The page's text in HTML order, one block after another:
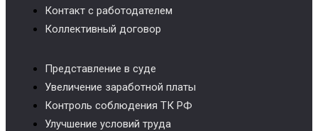
Контакт с работодателем
Коллективный договор
Представление в суде
Увеличение заработной платы
Контроль соблюдения ТК РФ
Улучшение условий труда